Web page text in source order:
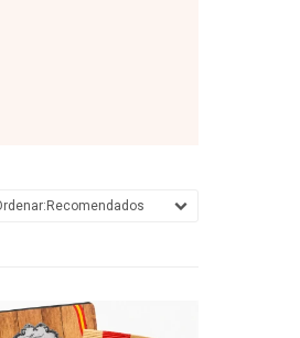
Recomendados